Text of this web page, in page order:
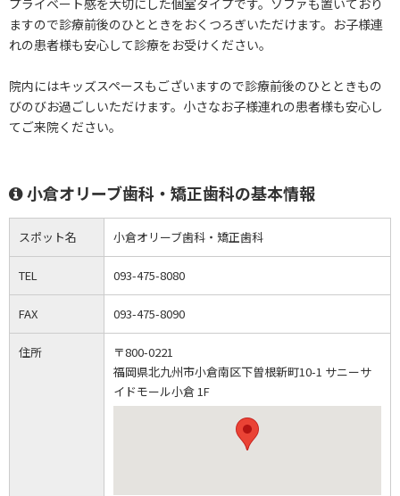
プライベート感を大切にした個室タイプです。ソファも置いており
ますので診療前後のひとときをおくつろぎいただけます。お子様連
れの患者様も安心して診療をお受けください。
院内にはキッズスペースもございますので診療前後のひとときもの
びのびお過ごしいただけます。小さなお子様連れの患者様も安心し
てご来院ください。
小倉オリーブ歯科・矯正歯科の基本情報
スポット名 小倉オリーブ歯科・矯正歯科
TEL 093-475-8080
FAX 093-475-8090
住所
〒800-0221
福岡県北九州市小倉南区下曽根新町10-1 サニーサ
イドモール小倉 1F